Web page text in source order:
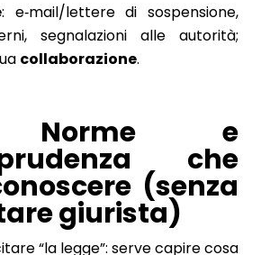
: e‑mail/lettere di sospensione,
segnalazioni alle autorità;
collaborazione.
Norme e
che
(senza
giurista)
“la legge”: serve capire cosa